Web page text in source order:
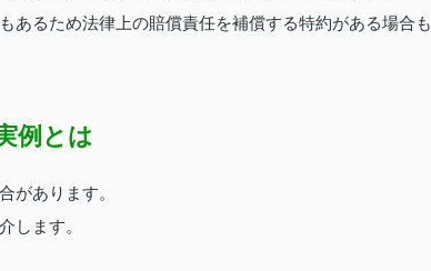
あるため法律上の賠償責任を補償する特約がある場合も
例とは
があります。
します。